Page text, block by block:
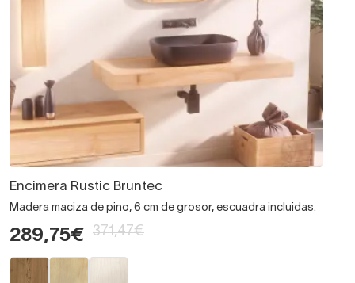
Encimera Rustic Bruntec
Madera maciza de pino, 6 cm de grosor, escuadra incluidas.
289,75€ 371,47€